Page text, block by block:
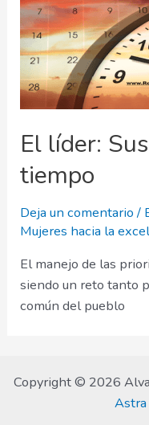
El líder:
tiempo
Deja un comentario /
Mujeres hacia la
El manejo de las
siendo un reto tanto
común del pueblo
Copyright © 2026